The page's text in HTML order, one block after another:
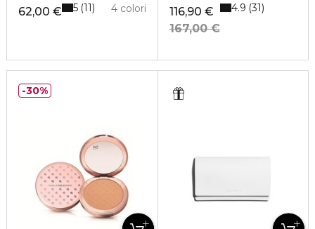
62,00 € 4 colori
5 11
116,90 €
167,00 €
4.9 31
30%